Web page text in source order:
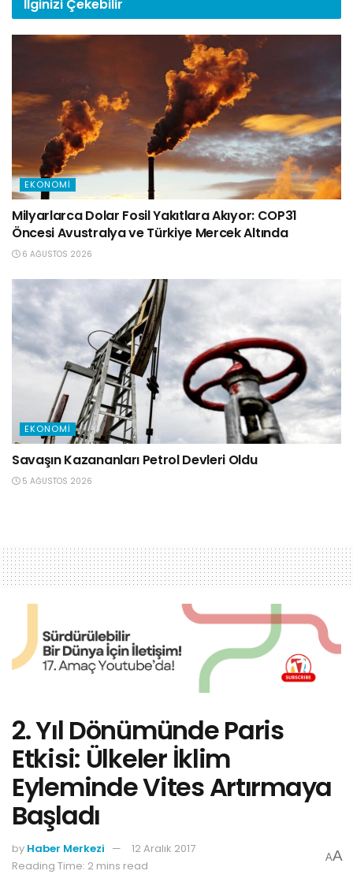
İlginizi Çekebilir
EKONOMI
Milyarlarca Dolar Fosil Yakıtlara Akıyor: COP31
Öncesi Avustralya ve Türkiye Mercek Altında
6 AĞUSTOS 2026
EKONOMI
Savaşın Kazananları Petrol Devleri Oldu
5 AĞUSTOS 2026
2. Yıl Dönümünde Paris
Etkisi: Ülkeler İklim
Eyleminde Vites Artırmaya
Başladı
by Haber Merkezi
12 Aralık 2017
Reading Time: 2 mins read
AA